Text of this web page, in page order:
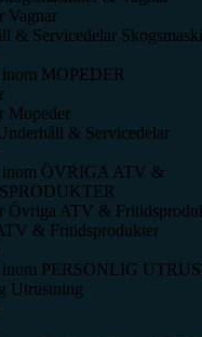
Vagnar
& Servicedelar
MOPEDER
Mopeder
& Servicedelar
ÖVRIGA ATV &
Övriga ATV &
& Fritidsprodukter
PERSONLIG
Utrustning